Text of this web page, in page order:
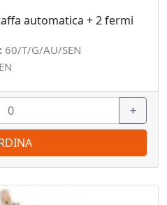
automatica + 2 fermi
60/T/G/AU/SEN
+